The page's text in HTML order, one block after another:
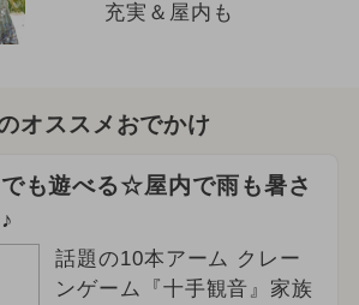
充実＆屋内も
オススメおでかけ
も遊べる☆屋内で雨も暑さ
話題の10本アーム クレー
ンゲーム『十手観音』家族